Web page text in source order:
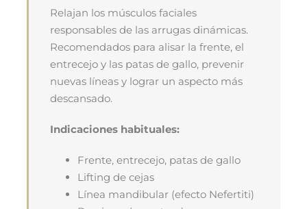
Relajan los músculos faciales
responsables de las arrugas dinámicas.
Recomendados para alisar la frente, el
entrecejo y las patas de gallo, prevenir
nuevas líneas y lograr un aspecto más
descansado.
Indicaciones habituales:
Frente, entrecejo, patas de gallo
Lifting de cejas
Línea mandibular (efecto Nefertiti)